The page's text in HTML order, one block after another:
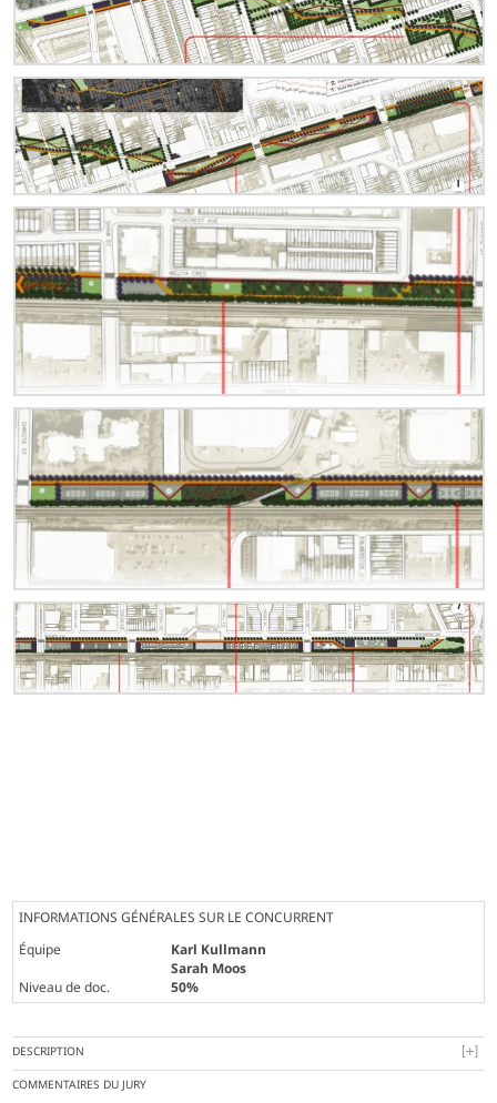
INFORMATIONS GÉNÉRALES SUR LE CONCURRENT
Équipe
Karl Kullmann
Sarah Moos
Niveau de doc.
50%
DESCRIPTION
COMMENTAIRES DU JURY